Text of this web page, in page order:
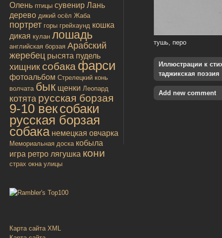
Олень птицы сувенир Лань
дерево дикий осёл Жаба
портрет горы грейхаунд кошка
дикая кулан лошадь
английская борзая Арабский
жеребец рысята пудель
хищник собака фарси
фотоальбом Стрелецкий конь
волчата бык щенки Леопард
котята русская борзая
9-10 вексобаки
русская борзая
собака немецкая овчарка
Мемориальная доска кобыла
игра ретро лягушка кони
страх окна улицы
Карта сайта XML
тушь, перо
Иллюстрации к
таджикская поэзия
Add new comment